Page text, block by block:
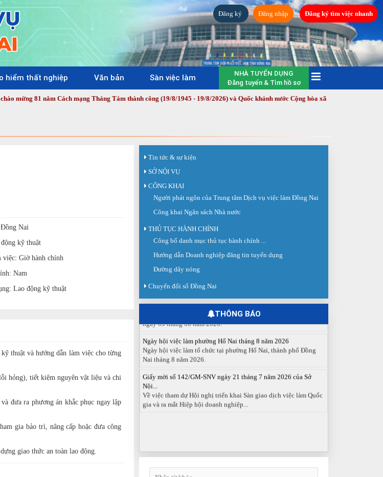
Đăng ký Đăng nhập Đăng ký tìm việc nhanh
hiểm thất nghiệp Văn bản Sàn việc làm
NHÀ TUYỂN DỤNG
Đăng tuyển & Tìm hồ sơ
năm Cách mạng Tháng Tám thành công (19/8/1945 - 19/8/2026) và Quốc khánh nước Cộng hòa xã hội chủ nghĩa Việt Nam (2/
Nai
kỹ thuật
việc: Giờ hành chính
Nam
Lao động kỹ thuật
thuật và hướng dẫn làm việc cho từng
hỏng), tiết kiệm nguyên vật liệu và chi
đưa ra phương án khắc phục ngay lập
gia bảo trì, nâng cấp hoặc đưa công
giao thức an toàn lao động.
Tin tức & sự kiện
SỞ NỘI VỤ
CÔNG KHAI
Người phát ngôn của Trung tâm Dịch vụ việc làm Đồng Nai
Công khai Ngân sách Nhà nước
THỦ TỤC HÀNH CHÍNH
Công bố danh mục thủ tục hành chính ...
Hướng dẫn Doanh nghiệp đăng tin tuyển dụng
Đường dây nóng
Chuyển đổi số Đồng Nai
THÔNG BÁO
Sàn giao dịch việc làm lần thứ 08 năm 2026: Hơn 4.300 cơ hội...
Sáng ngày 03/8/2026, Trung tâm Dịch vụ việc làm Đồng Nai tổ
Đồng...
Báo cáo kết quả tổ chức Sàn giao dịch việc làm lần thứ 08/2026
ngày 03 tháng 08 năm 2026.
Ngày hội việc làm phường Hố Nai tháng 8 năm 2026
Nai tháng 8 năm 2026.
Giấy mời số 142/GM-SNV ngày 21 tháng 7 năm 2026 của Sở
Về việc tham dự Hội nghị triển khai Sàn giao dịch việc làm Quốc
gia và ra mắt Hiệp hội doanh nghiệp...